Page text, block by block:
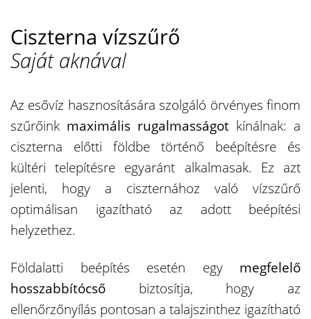
Ciszterna vízszűrő
Saját aknával
Az esővíz hasznosítására szolgáló örvényes finom
szűrőink maximális rugalmasságot kínálnak: a
ciszterna előtti földbe történő beépítésre és
kültéri telepítésre egyaránt alkalmasak. Ez azt
jelenti, hogy a ciszternához való vízszűrő
optimálisan igazítható az adott beépítési
helyzethez.
Földalatti beépítés esetén egy megfelelő
hosszabbítócső biztosítja, hogy az
ellenőrzőnyílás pontosan a talajszinthez igazítható